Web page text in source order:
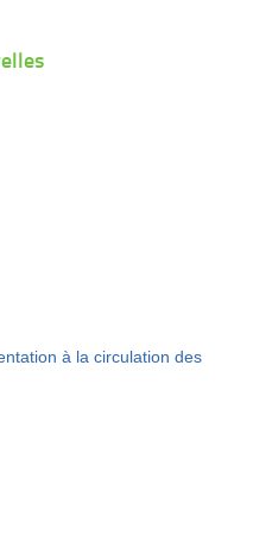
à la circulation des